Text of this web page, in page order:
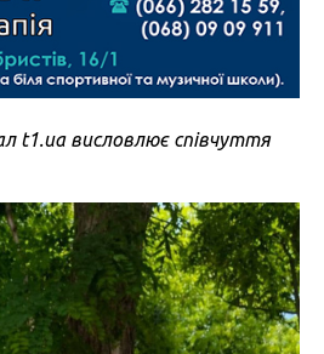
t1.ua висловлює співчуття